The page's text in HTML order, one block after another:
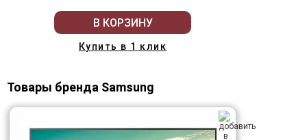
В КОРЗИНУ
Купить в 1 клик
Товары бренда Samsung